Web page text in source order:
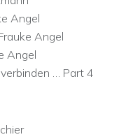
Angel
Angel
Angel
… Part 4